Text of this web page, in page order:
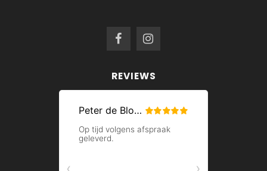
REVIEWS